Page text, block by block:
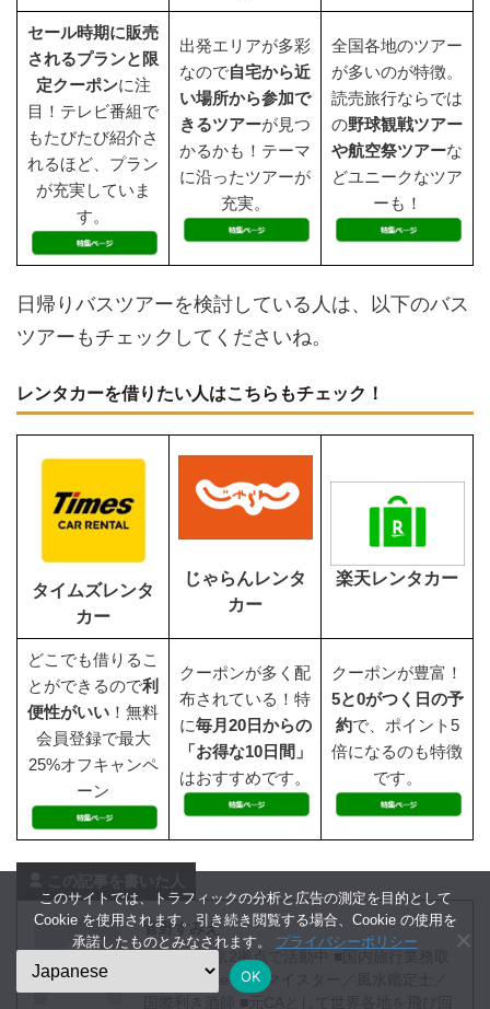
セール時期に販売
されるプランと限
定クーポンに注
目！テレビ番組で
もたびたび紹介さ
れるほど、プラン
が充実していま
す。
出発エリアが多彩
なので自宅から近
い場所から参加で
きるツアーが見つ
かるかも！テーマ
に沿ったツアーが
充実。
全国各地のツアー
が多いのが特徴。
読売旅行ならでは
の野球観戦ツアー
や航空祭ツアーな
どユニークなツア
ーも！
日帰りバスツアーを検討している人は、以下のバス
ツアーもチェックしてくださいね。
レンタカーを借りたい人はこちらもチェック！
タイムズレンタ
カー
じゃらんレンタ
カー
楽天レンタカー
どこでも借りるこ
とができるので利
便性がいい ！無料
会員登録で最大
25%オフキャンペ
ーン
クーポンが多く配
布されている！特
に毎月20日からの
「お得な10日間」
はおすすめです。
クーポンが豊富！
5と0がつく日の予
約で、ポイント5
倍になるのも特徴
です。
菅野すみえ
■福岡と東京2拠点で活動中 ■国内旅行業務取
扱管理者／e-温泉マイスター／風水鑑定士／
このサイトでは、トラフィックの分析と広告の測定を目的として
Cookie を使用されます。引き続き閲覧する場合、Cookie の使用を
承諾したものとみなされます。 プライバシーポリシー
OK